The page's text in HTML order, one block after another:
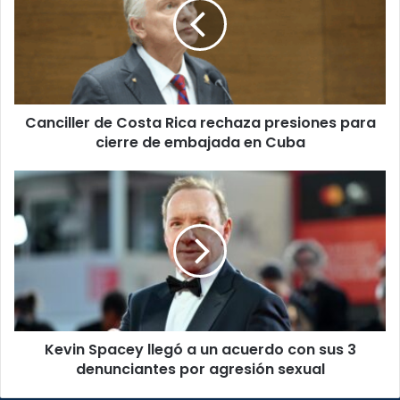
de
embajada
Canciller de Costa Rica rechaza presiones para
cierre de embajada en Cuba
Kevin
Spacey
llegó
un
con
sus
3
denunciantes
Kevin Spacey llegó a un acuerdo con sus 3
denunciantes por agresión sexual